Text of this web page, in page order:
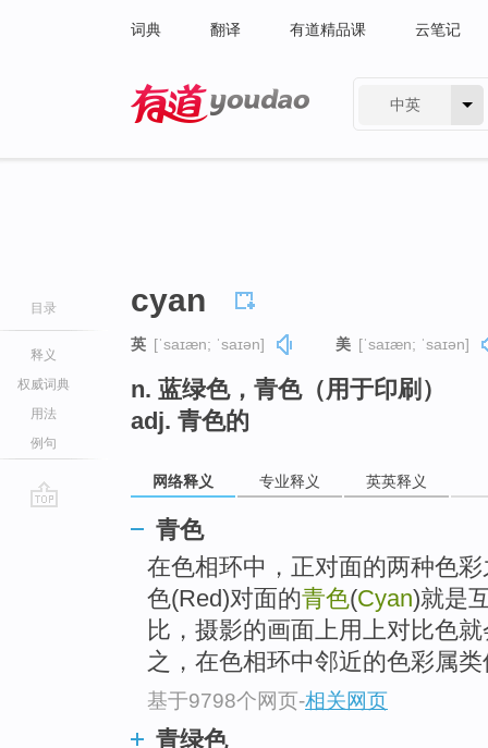
词典 翻译 有道精品课 云笔记
中英
目录
释义
权威词典
用法
例句
cyan
英 [ˈsaɪæn; ˈsaɪən] 美 [ˈsaɪæn; ˈsaɪən]
n. 蓝绿色，青色（用于印刷）
adj. 青色的
网络释义 专业释义 英英释义
青色
在色相环中，正对面的两种色
色(Red)对面的青色(Cyan)就是
比，摄影的画面上用上对比色
之，在色相环中邻近的色彩属
基于9798个网页-相关网页
青绿色